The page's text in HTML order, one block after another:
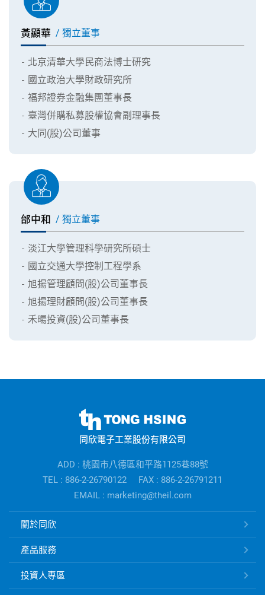
黃顯華 / 獨立董事
北京清華大學民商法博士研究
國立政治大學財政研究所
福邦證券金融集團董事長
臺灣併購私募股權協會副理事長
大同(股)公司董事
邰中和 / 獨立董事
淡江大學管理科學研究所碩士
國立交通大學控制工程學系
旭揚管理顧問(股)公司董事長
旭揚理財顧問(股)公司董事長
禾暘投資(股)公司董事長
訊
同欣電子工業股份有限公司
ADD : 桃園市八德區和平路1125巷88號
TEL : 886-2-26790122
FAX : 886-2-26791211
EMAIL : marketing@theil.com
子
速
關於同欣
產品服務
投資人專區